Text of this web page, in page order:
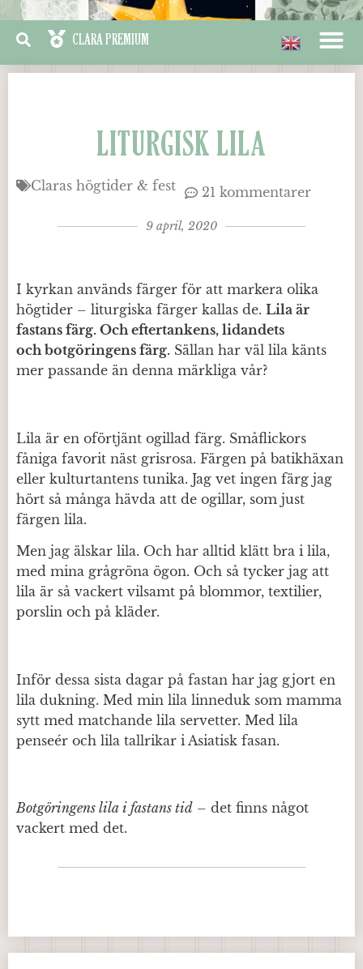
LITURGISK LILA
Claras högtider & fest 21 kommentarer
9 april, 2020
I kyrkan används färger för att markera olika
högtider – liturgiska färger kallas de. Lila är
fastans färg. Och eftertankens, lidandets
och botgöringens färg. Sällan har väl lila känts
mer passande än denna märkliga vår?
Lila är en oförtjänt ogillad färg. Småflickors
fåniga favorit näst grisrosa. Färgen på batikhäxan
eller kulturtantens tunika. Jag vet ingen färg jag
hört så många hävda att de ogillar, som just
färgen lila.
Men jag älskar lila. Och har alltid klätt bra i lila,
med mina grågröna ögon. Och så tycker jag att
lila är så vackert vilsamt på blommor, textilier,
porslin och på kläder.
Inför dessa sista dagar på fastan har jag gjort en
lila dukning. Med min lila linneduk som mamma
sytt med matchande lila servetter. Med lila
penseér och lila tallrikar i Asiatisk fasan.
Botgöringens lila i fastans tid – det finns något
vackert med det.